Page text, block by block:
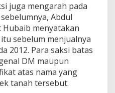
juga mengarah pada
Abdul
Hubaib menyatakan
sebelum menjualnya
2012. Para saksi batas
DM maupun
atas nama yang
tanah tersebut.